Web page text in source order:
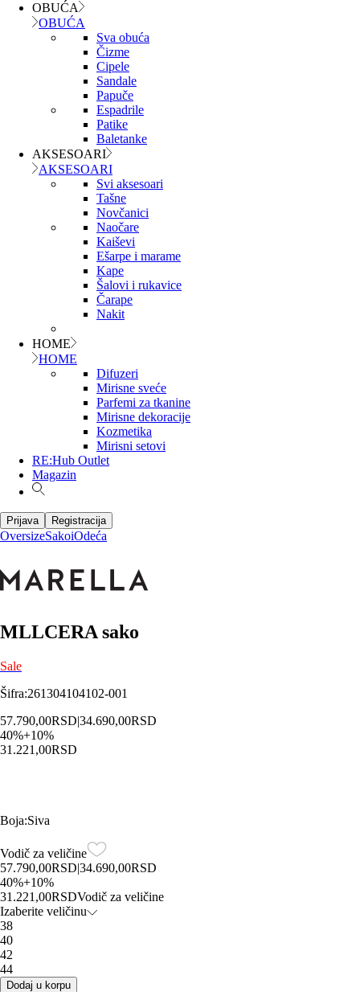
OBUĆA
OBUĆA
Sva obuća
Čizme
Cipele
Sandale
Papuče
Espadrile
Patike
Baletanke
AKSESOARI
AKSESOARI
Svi aksesoari
Tašne
Novčanici
Naočare
Kaiševi
Ešarpe i marame
Kape
Šalovi i rukavice
Čarape
Nakit
HOME
HOME
Difuzeri
Mirisne sveće
Parfemi za tkanine
Mirisne dekoracije
Kozmetika
Mirisni setovi
RE:Hub Outlet
Magazin
Prijava Registracija
OversizeSakoiOdeća
MLLCERA sako
Sale
Šifra:261304104102-001
57.790,00RSD|34.690,00RSD
40%+10%
31.221,00RSD
Boja:Siva
Vodič za veličine
57.790,00RSD|34.690,00RSD
40%+10%
31.221,00RSDVodič za veličine
Izaberite veličinu
38
40
42
44
Dodaj u korpu